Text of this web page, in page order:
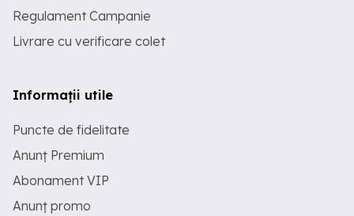
Regulament Campanie
Livrare cu verificare colet
Informații utile
Puncte de fidelitate
Anunț Premium
Abonament VIP
Anunț promo